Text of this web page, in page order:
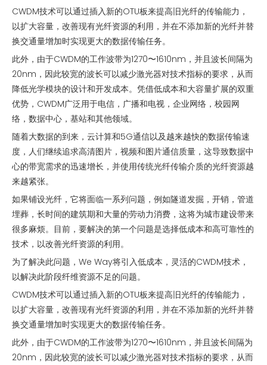
CWDM技术可以通过插入新的OTU板来提高旧光纤的传输能力，
以扩大容量，改善现有光纤资源的利用，并在不添加新的光纤并替
换交通量增加时实现更大的数据传输任务。
此外，由于CWDM的工作波带为1270〜1610nm，并且波长间隔为
20nm，因此较宽的波长可以减少激光器对技术指标的要求，从而
降低光学模块的设计和开发成本。凭借低成本和大容量扩展的双重
优势，CWDM广泛用于电信，广播和电视，企业网络，校园网
络，数据中心，基站和其他领域。
随着大数据的到来，云计算和5G通信以及越来越快的数据传输速
度，人们继续追求高清图片，视频和图片通信质量，这导致数据中
心的带宽需求的迅速增长，并使用传统光纤传输介质的光纤资源越
来越紧张。
如果铺设光纤，它将面临一系列问题，例如隧道发掘，开销，管道
埋葬，长时间的建筑期和大量的劳动力消费，这将为城市建设带来
很多麻烦。目前，要解决的第一个问题是选择低成本和高可靠性的
技术，以改善光纤资源的利用。
为了解决此问题，We Way将引入低成本，灵活的CWDM技术，
以解决此阶段纤维资源不足的问题。
CWDM技术可以通过插入新的OTU板来提高旧光纤的传输能力，
以扩大容量，改善现有光纤资源的利用，并在不添加新的光纤并替
换交通量增加时实现更大的数据传输任务。
此外，由于CWDM的工作波带为1270〜1610nm，并且波长间隔为
20nm，因此较宽的波长可以减少激光器对技术指标的要求，从而